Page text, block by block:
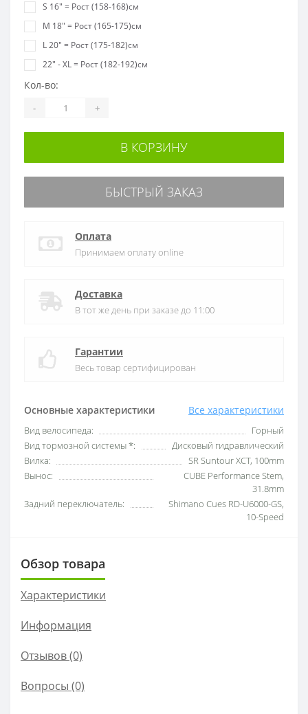
Основные характеристики Все характеристики
Вид велосипеда:
Горный
Вид тормозной системы *:
Дисковый гидравлический
Вилка:
SR Suntour XCT, 100mm
Вынос:
CUBE Performance Stem,
31.8mm
Задний переключатель:
Shimano Cues RD-U6000-GS,
10-Speed
S 16" = Рост (158-168)см
M 18" = Рост (165-175)см
L 20" = Рост (175-182)см
22" - XL = Рост (182-192)см
Кол-во:
- +
В КОРЗИНУ
БЫСТРЫЙ ЗАКАЗ
Оплата
Принимаем оплату online
Доставка
В тот же день при заказе до 11:00
Гарантии
Весь товар сертифицирован
Обзор товара
Характеристики
Информация
Отзывов (0)
Вопросы (0)